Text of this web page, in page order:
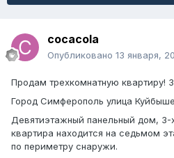
cocacola
Опубликовано 13 января,
Продам трехкомнатную квартиру!
Город Симферополь улица
Девятиэтажный панельный дом, 3-
квартира находится на седьмом
по периметру снаружи.